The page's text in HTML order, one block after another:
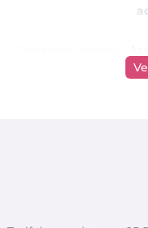
ceară naturală și
ATENTIE - aceasta